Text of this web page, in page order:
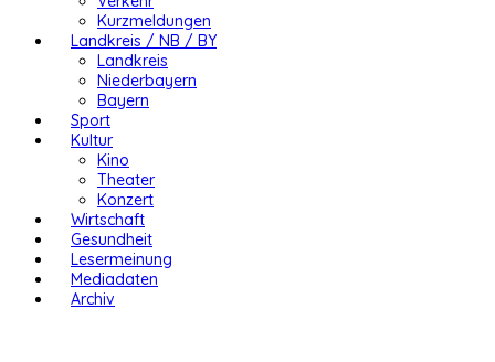
Kurzmeldungen
Landkreis / NB / BY
Landkreis
Niederbayern
Bayern
Sport
Kultur
Kino
Theater
Konzert
Wirtschaft
Gesundheit
Lesermeinung
Mediadaten
Archiv